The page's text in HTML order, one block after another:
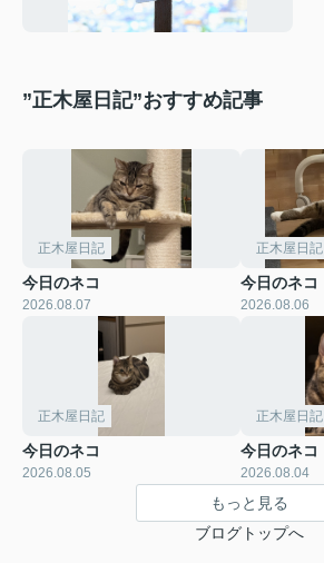
”正木屋日記”おすすめ記事
正木屋日記
今日のネコ
2026.08.07
正木屋日記
今日のネコ
2026.08.06
正木屋日記
今日のネコ
2026.08.05
正木屋日記
今日のネコ
2026.08.04
もっと見る
ブログトップへ